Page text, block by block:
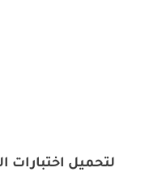
لتحميل اختبارات